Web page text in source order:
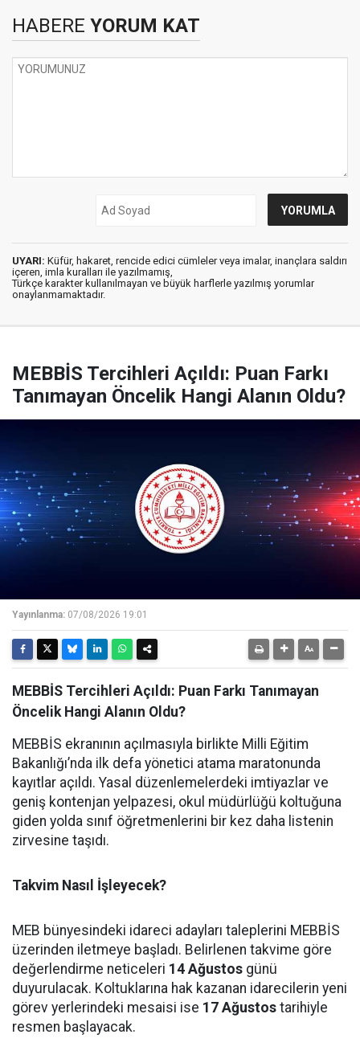
HABERE YORUM KAT
UYARI: Küfür, hakaret, rencide edici cümleler veya imalar, inançlara saldırı
içeren, imla kuralları ile yazılmamış,
Türkçe karakter kullanılmayan ve büyük harflerle yazılmış yorumlar
onaylanmamaktadır.
MEBBİS Tercihleri Açıldı: Puan Farkı
Tanımayan Öncelik Hangi Alanın Oldu?
Yayınlanma: 07/08/2026 19:01
MEBBİS Tercihleri Açıldı: Puan Farkı Tanımayan
Öncelik Hangi Alanın Oldu?
MEBBİS ekranının açılmasıyla birlikte Milli Eğitim
Bakanlığı’nda ilk defa yönetici atama maratonunda
kayıtlar açıldı. Yasal düzenlemelerdeki imtiyazlar ve
geniş kontenjan yelpazesi, okul müdürlüğü koltuğuna
giden yolda sınıf öğretmenlerini bir kez daha listenin
zirvesine taşıdı.
Takvim Nasıl İşleyecek?
MEB bünyesindeki idareci adayları taleplerini MEBBİS
üzerinden iletmeye başladı. Belirlenen takvime göre
değerlendirme neticeleri 14 Ağustos günü
duyurulacak. Koltuklarına hak kazanan idarecilerin yeni
görev yerlerindeki mesaisi ise 17 Ağustos tarihiyle
resmen başlayacak.